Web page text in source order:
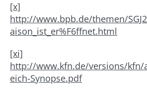
[x]
http://www.bpb.de/themen/
aison_ist_er%F6ffnet.html
[xi]
http://www.kfn.de/versions/kfn/
eich-Synopse.pdf